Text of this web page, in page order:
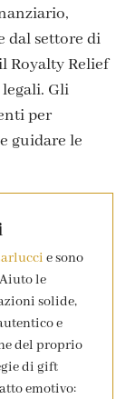
dal settore di
Royalty Relief
legali. Gli
per
guidare le
e sono
le
solide,
e
del proprio
di gift
emotivo: